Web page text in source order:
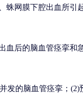
蛛网膜下腔出血所
血后的脑血管痉挛和
发的脑血管痉挛；